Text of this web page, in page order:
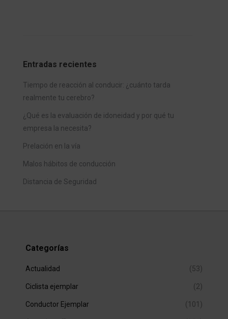
Entradas recientes
Tiempo de reacción al conducir: ¿cuánto tarda
realmente tu cerebro?
¿Qué es la evaluación de idoneidad y por qué tu
empresa la necesita?
Prelación en la vía
Malos hábitos de conducción
Distancia de Seguridad
Categorías
Actualidad (53)
Ciclista ejemplar (2)
Conductor Ejemplar (101)